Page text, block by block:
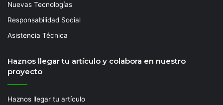
Nuevas Tecnologías
Responsabilidad Social
Asistencia Técnica
Haznos llegar tu artículo y colabora en nuestro
proyecto
Haznos llegar tu artículo